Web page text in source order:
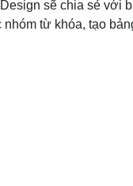
sẽ chia sẻ với
nhóm từ khóa, tạo